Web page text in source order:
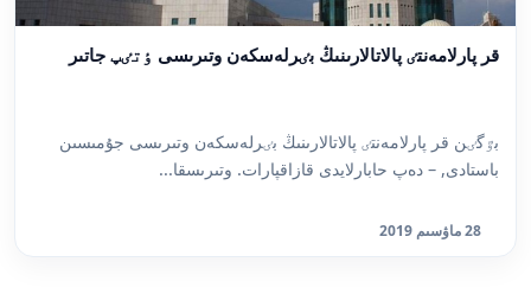
قر پارلامەنتٸ پالاتالارىنىڭ بٸرلەسكەن وتىرىسى ٶتٸپ جاتىر
بٷگٸن قر پارلامەنتٸ پالاتالارىنىڭ بٸرلەسكەن وتىرىسى جۇمىسىن
باستادى, – دەپ حابارلايدى قازاقپارات. وتىرىسقا...
28 ماۋسىم 2019